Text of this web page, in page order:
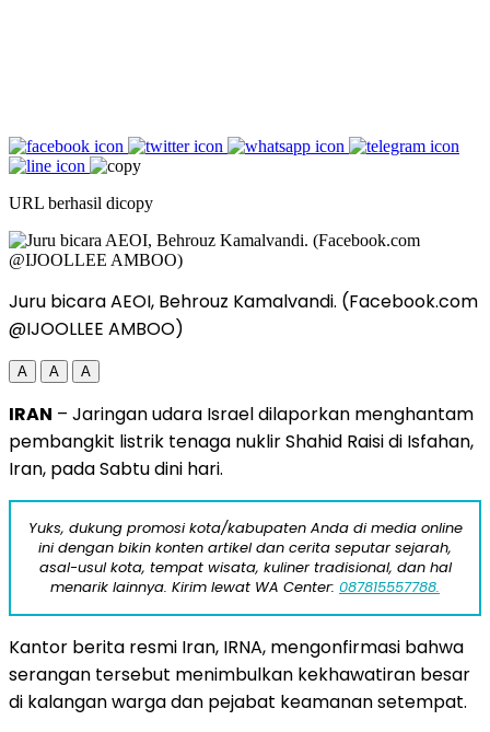
URL berhasil dicopy
Juru bicara AEOI, Behrouz Kamalvandi. (Facebook.com
@IJOOLLEE AMBOO)
A A A
IRAN – Jaringan udara Israel dilaporkan menghantam
pembangkit listrik tenaga nuklir Shahid Raisi di Isfahan,
Iran, pada Sabtu dini hari.
Yuks, dukung promosi kota/kabupaten Anda di media online
ini dengan bikin konten artikel dan cerita seputar sejarah,
asal-usul kota, tempat wisata, kuliner tradisional, dan hal
menarik lainnya. Kirim lewat WA Center: 087815557788.
Kantor berita resmi Iran, IRNA, mengonfirmasi bahwa
serangan tersebut menimbulkan kekhawatiran besar
di kalangan warga dan pejabat keamanan setempat.